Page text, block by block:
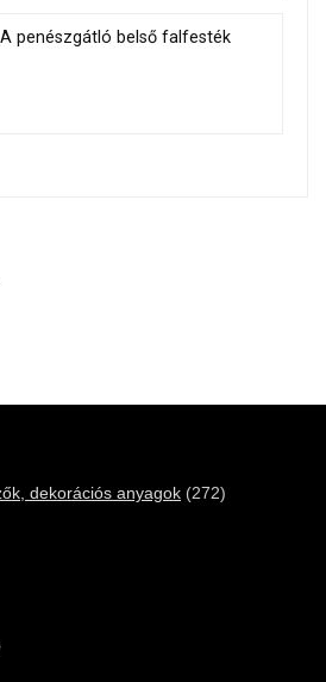
penészgátló belső falfesték
dekorációs anyagok (272)